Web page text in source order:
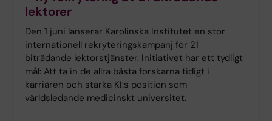
lektorer
Den 1 juni lanserar Karolinska Institutet en stor
internationell rekryteringskampanj för 21
biträdande lektorstjänster. Initiativet har ett tydligt
mål: Att ta in de allra bästa forskarna tidigt i
karriären och stärka KI:s position som
världsledande medicinskt universitet.